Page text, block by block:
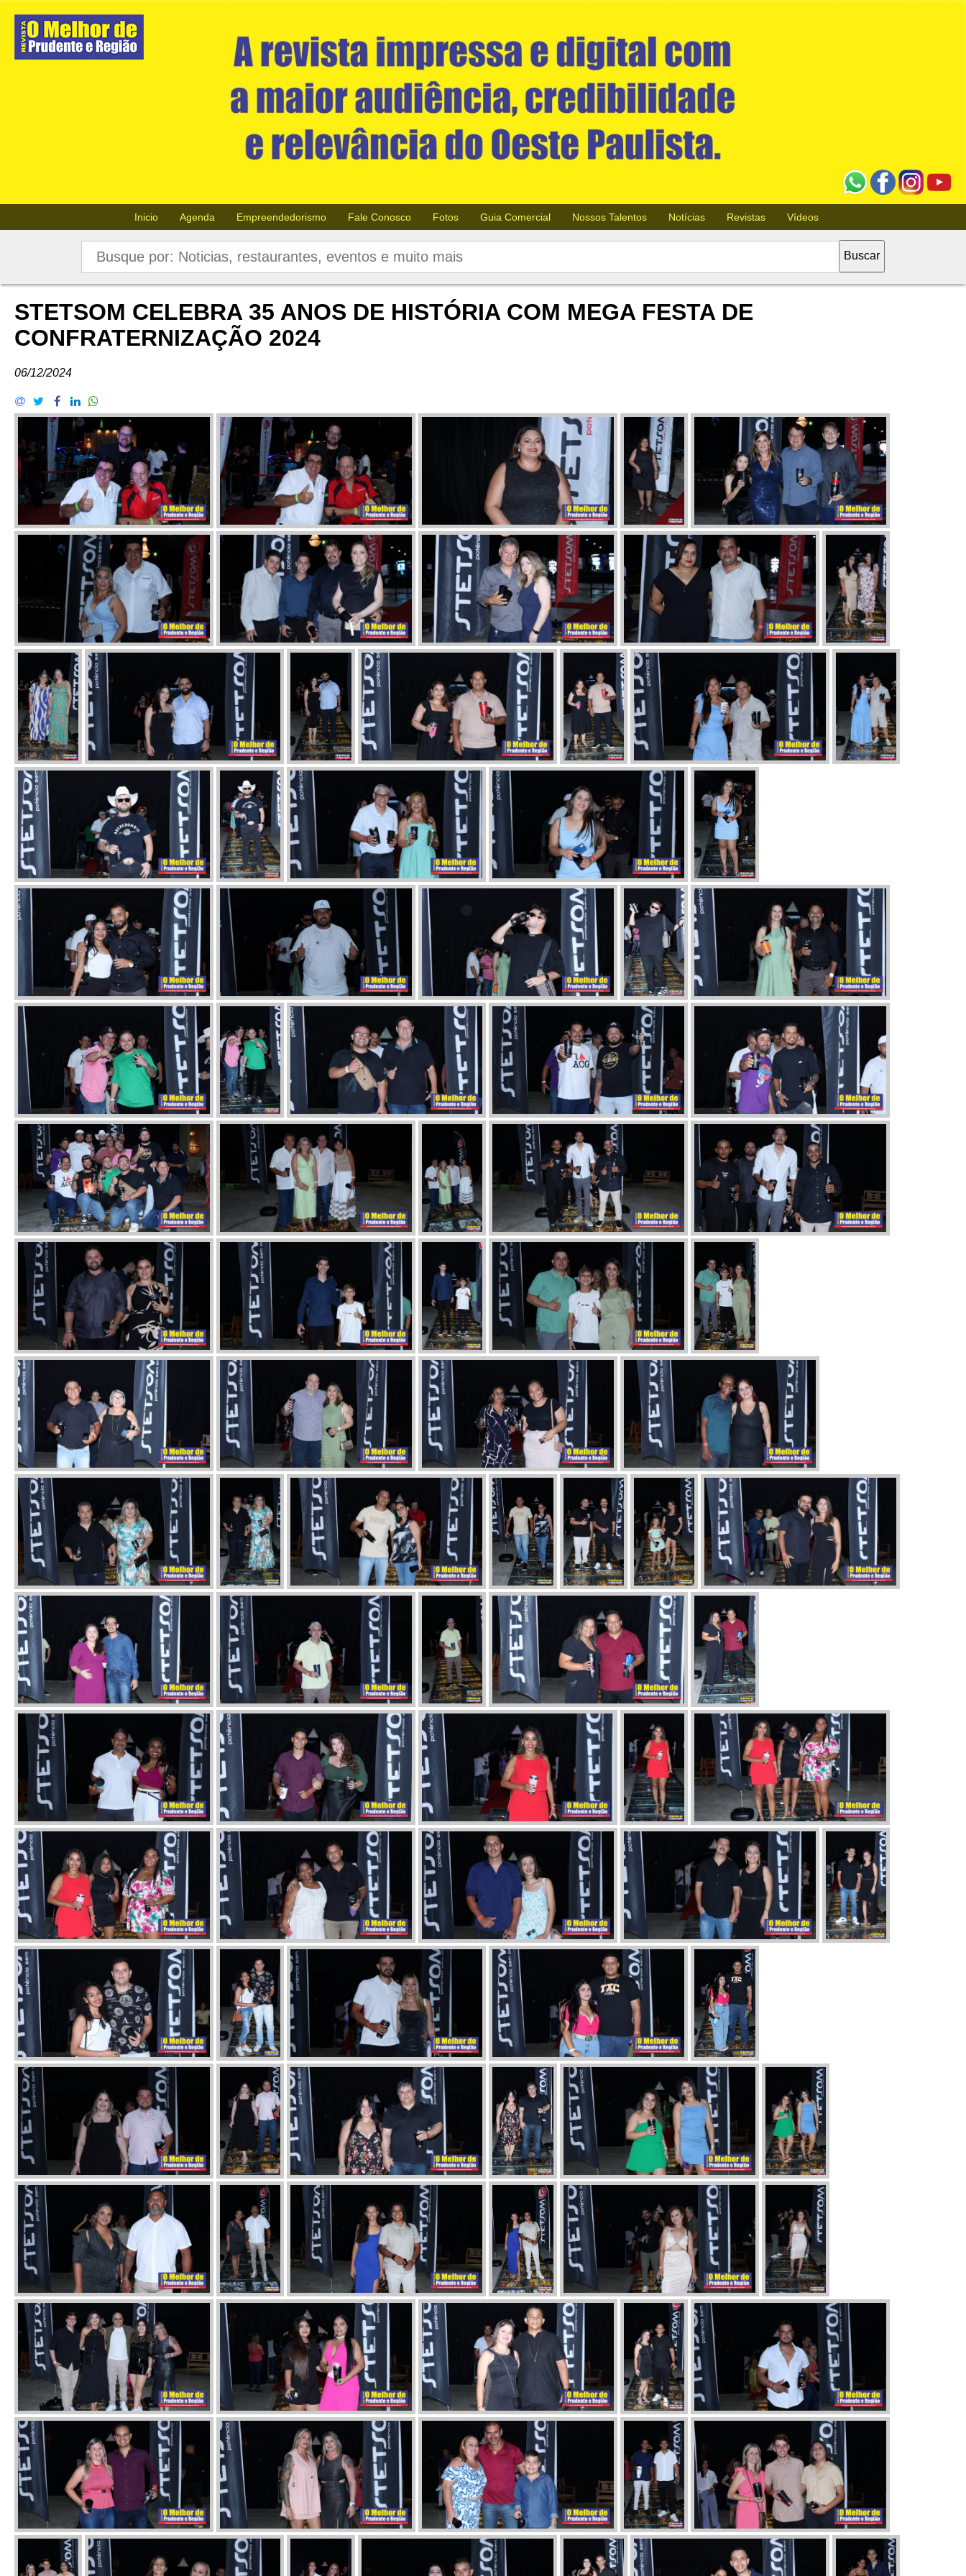
Inicio Agenda Empreendedorismo Fale Conosco Fotos Guia Comercial Nossos Talentos Notícias Revistas Vídeos
STETSOM CELEBRA 35 ANOS DE HISTÓRIA COM MEGA FESTA DE
CONFRATERNIZAÇÃO 2024
06/12/2024